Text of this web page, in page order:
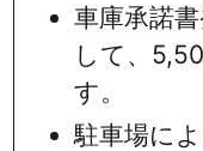
車庫承諾
して、
す。
駐車場に